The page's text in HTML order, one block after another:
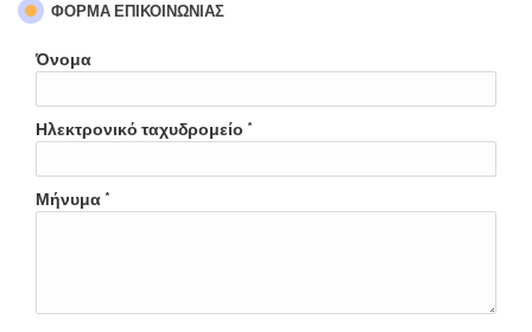
ΦΌΡΜΑ ΕΠΙΚΟΙΝΩΝΊΑΣ
Όνομα
Ηλεκτρονικό ταχυδρομείο *
Μήνυμα *